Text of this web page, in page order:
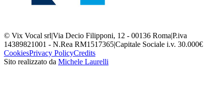
© Vix Vocal srl|Via Decio Filipponi, 12 - 00136 Roma|P.iva
14389821001 - N.Rea RM1517365|Capitale Sociale i.v. 30.000€
CookiesPrivacy PolicyCredits
Sito realizzato da Michele Laurelli